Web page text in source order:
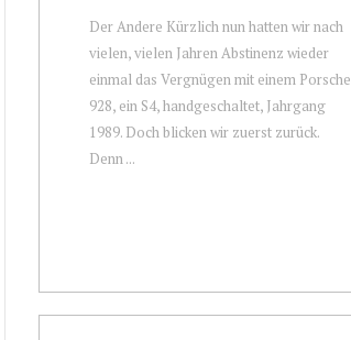
Der Andere Kürzlich nun hatten wir nach
vielen, vielen Jahren Abstinenz wieder
einmal das Vergnügen mit einem Porsche
928, ein S4, handgeschaltet, Jahrgang
1989. Doch blicken wir zuerst zurück.
Denn ...